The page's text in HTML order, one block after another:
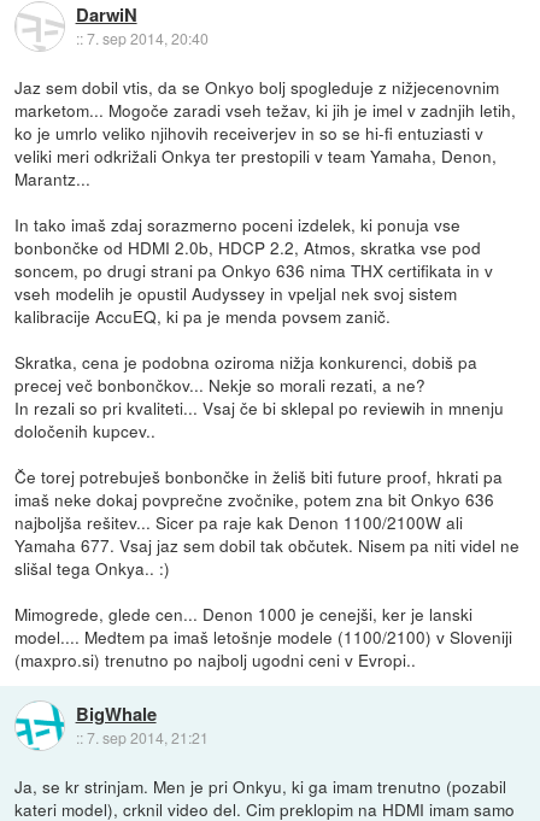
DarwiN
::7. sep 2014, 20:40
Jaz sem dobil vtis, da se Onkyo bolj spogleduje z nižjecenovnim
marketom... Mogoče zaradi vseh težav, ki jih je imel v zadnjih letih,
ko je umrlo veliko njihovih receiverjev in so se hi-fi entuziasti v
veliki meri odkrižali Onkya ter prestopili v team Yamaha, Denon,
Marantz...
In tako imaš zdaj sorazmerno poceni izdelek, ki ponuja vse
bonbončke od HDMI 2.0b, HDCP 2.2, Atmos, skratka vse pod
soncem, po drugi strani pa Onkyo 636 nima THX certifikata in v
vseh modelih je opustil Audyssey in vpeljal nek svoj sistem
kalibracije AccuEQ, ki pa je menda povsem zanič.
Skratka, cena je podobna oziroma nižja konkurenci, dobiš pa
precej več bonbončkov... Nekje so morali rezati, a ne?
In rezali so pri kvaliteti... Vsaj če bi sklepal po reviewih in mnenju
določenih kupcev..
Če torej potrebuješ bonbončke in želiš biti future proof, hkrati pa
imaš neke dokaj povprečne zvočnike, potem zna bit Onkyo 636
najboljša rešitev... Sicer pa raje kak Denon 1100/2100W ali
Yamaha 677. Vsaj jaz sem dobil tak občutek. Nisem pa niti videl ne
slišal tega Onkya.. :)
Mimogrede, glede cen... Denon 1000 je cenejši, ker je lanski
model.... Medtem pa imaš letošnje modele (1100/2100) v Sloveniji
(maxpro.si) trenutno po najbolj ugodni ceni v Evropi..
BigWhale
::7. sep 2014, 21:21
Ja, se kr strinjam. Men je pri Onkyu, ki ga imam trenutno (pozabil
kateri model), crknil video del. Cim preklopim na HDMI imam samo